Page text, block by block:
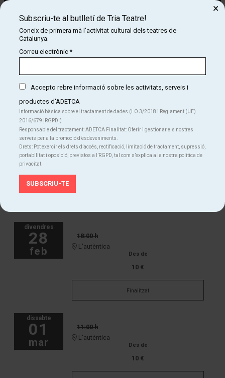
Diapositiva 2 de 5: TIROLIRO
Tiroliro, Rínxols d'Or, Montserrat, el bufó i la masovera posen
un fet quotidià i per això us proposem quinze cançons tradicionals i
populars, algunes de les quals versionades per Titelles Pamipipa.
directe amb instruments de vent, sons d'objectes quotidians i altres
instruments tradicionals.
Tiroliro és un espectacle de titelles i cançons, alegre i festiu, pensat
especialment per a la primera infància.
divendres
28
feb
18:00 h
L'autèntica
Des de
10 €
Finalitzat
dissabte
01
mar
11:00 h
L'autèntica
Des de
10 €
Subscriu-te al butlletí de Tria Teatre!
Coneix de primera mà l'activitat cultural dels teatres de
Catalunya.
Correu electrònic*
Accepto rebre informació sobre les activitats, serveis i
productes d'ADETCA
Informació bàsica sobre el tractament de dades (LO 3/2018 i Reglament (UE)
2016/679 ]RGPD])
Responsable del tractament: ADETCA Finalitat: Oferir i gestionar els nostres
serveis per a la promoció d’esdeveniments.
Drets: Pot exercir els drets d’accés, rectificació, limitació de tractament, supressió,
portabilitat i oposició, previstos a l’RGPD, tal com s’explica a la nostra política de
privacitat.
×